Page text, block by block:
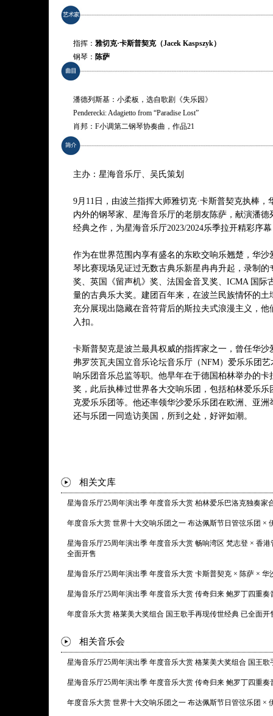
指挥： 雅切克·卡斯普契克（Jacek Kaspszyk）
钢琴： 陈萨
演奏：华沙爱乐乐团（Warsaw Philharmonic Orchestra）
潘德列斯基：小柔板，选自歌剧《失乐园》
Penderecki: Adagietto from “Paradise Lost”
肖邦：F小调第二钢琴协奏曲，作品21
Chopin: Piano Concerto No. 2 in F minor, Op. 21
德沃夏克：E小调第九交响曲“自新大陆”，作品95
主办：星海音乐厅、吴氏策划
9月11日，由波兰指挥大师雅切克·卡斯普契克执棒，
内外的钢琴家、星海音乐厅的老朋友陈萨，献演潘
经典之作，为星海音乐厅2023/2024乐季拉开精彩序
作为在世界范围内享有盛名的东欧交响乐翘楚，华
琴比赛现场见证过无数古典乐新星冉冉升起，录制
奖、英国《留声机》奖、法国金音叉奖、ICMA 国际
量的古典乐大奖。建团百年来，在波兰民族情怀的
充分展现出隐藏在音符背后的斯拉夫式浪漫主义，
入扣。
卡斯普契克是波兰最具权威的指挥家之一，曾任华
弗罗茨瓦夫国立音乐论坛音乐厅（NFM）爱乐乐团
响乐团音乐总监等职。他早年在于德国柏林举办的卡
奖，此后执棒过世界各大交响乐团，包括柏林爱乐
克爱乐乐团等。他还率领华沙爱乐乐团在欧洲、亚
还与乐团一同造访美国，所到之处，好评如潮。
相关文库
星海音乐厅25周年演出季 年度音乐大赏 柏林爱乐巴洛克独奏家
年度音乐大赏 世界十大交响乐团之一 布达佩斯节日管弦乐团 ×
星海音乐厅25周年演出季 年度音乐大赏 畅响湾区 梵志登 × 香
全面开售
星海音乐厅25周年演出季 年度音乐大赏 卡斯普契克 × 陈萨 × 华
星海音乐厅25周年演出季 年度音乐大赏 传奇归来 鲍罗丁四重奏
年度音乐大赏 格莱美大奖组合 国王歌手再现传世经典 已全面开
相关音乐会
星海音乐厅25周年演出季 年度音乐大赏 格莱美大奖组合 国王歌
星海音乐厅25周年演出季 年度音乐大赏 传奇归来 鲍罗丁四重奏
年度音乐大赏 世界十大交响乐团之一 布达佩斯节日管弦乐团 ×